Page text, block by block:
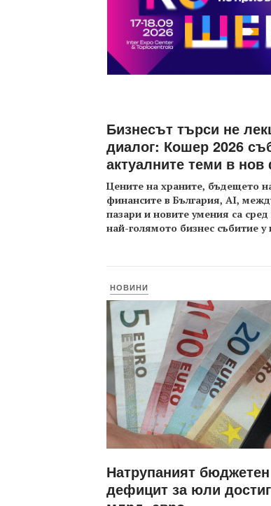
Бизнесът търси не
диалог: Кошер 2026
актуалните теми в
Цените на храните, бъдещето
финансите в България, AI,
пазари и новите умения са
най-голямото бизнес събитие у
НОВИНИ
Натрупаният бюджетен
дефицит за юли